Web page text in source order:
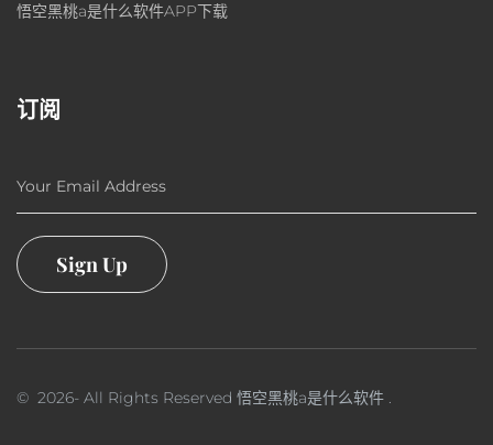
悟空黑桃a是什么软件APP下载
订阅
Your Email Address
Sign Up
© 2026- All Rights Reserved 悟空黑桃a是什么软件 .